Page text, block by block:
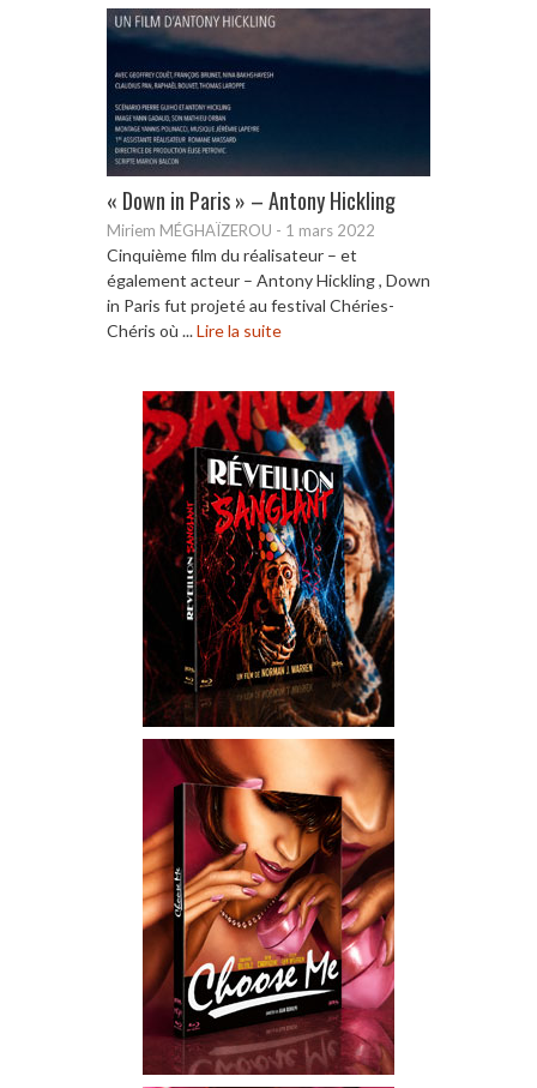
« Down in Paris » – Antony Hickling
Miriem MÉGHAÏZEROU - 1 mars 2022
Cinquième film du réalisateur – et
également acteur – Antony Hickling , Down
in Paris fut projeté au festival Chéries-
Chéris où ...Lire la suite